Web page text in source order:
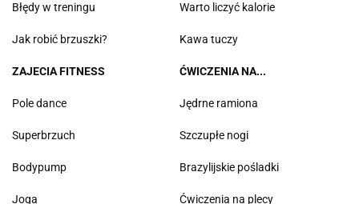
Błędy w treningu
Jak robić brzuszki?
Warto liczyć kalorie
Kawa tuczy
ZAJECIA FITNESS
Pole dance
Superbrzuch
Bodypump
Joga
ĆWICZENIA NA...
Jędrne ramiona
Szczupłe nogi
Brazylijskie pośladki
Ćwiczenia na plecy